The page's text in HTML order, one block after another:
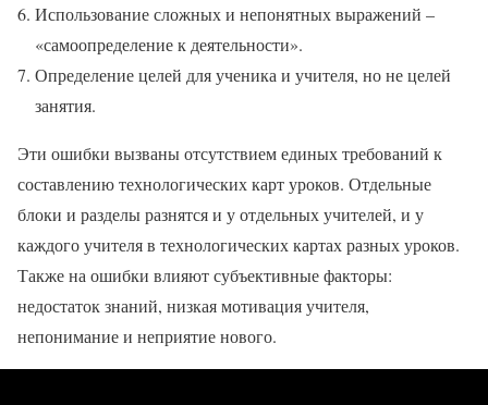
Использование сложных и непонятных выражений –
«самоопределение к деятельности».
Определение целей для ученика и учителя, но не целей
занятия.
Эти ошибки вызваны отсутствием единых требований к
составлению технологических карт уроков. Отдельные
блоки и разделы разнятся и у отдельных учителей, и у
каждого учителя в технологических картах разных уроков.
Также на ошибки влияют субъективные факторы:
недостаток знаний, низкая мотивация учителя,
непонимание и неприятие нового.